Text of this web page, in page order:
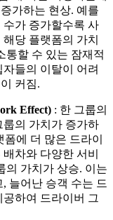
가하는 현상. 예를
가 증가할수록 사
당 플랫폼의 가치
통할 수 있는 잠재적
들의 이탈이 어려
커짐.
Effect) : 한 그룹의
의 가치가 증가하
에 더 많은 드라이
차와 다양한 서비
의 가치가 상승. 이는
늘어난 승객 수는 드
하여 드라이버 그